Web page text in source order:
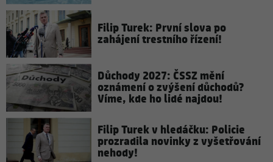
Filip Turek: První slova po
zahájení trestního řízení!
Důchody 2027: ČSSZ mění
oznámení o zvýšení důchodů?
Víme, kde ho lidé najdou!
Filip Turek v hledáčku: Policie
prozradila novinky z vyšetřování
nehody!